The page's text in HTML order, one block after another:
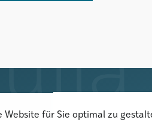
Der
Website für Sie optimal zu